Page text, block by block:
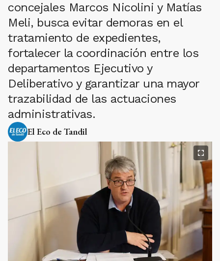
concejales Marcos Nicolini y Matías
Meli, busca evitar demoras en el
tratamiento de expedientes,
fortalecer la coordinación entre los
departamentos Ejecutivo y
Deliberativo y garantizar una mayor
trazabilidad de las actuaciones
administrativas.
El Eco de Tandil